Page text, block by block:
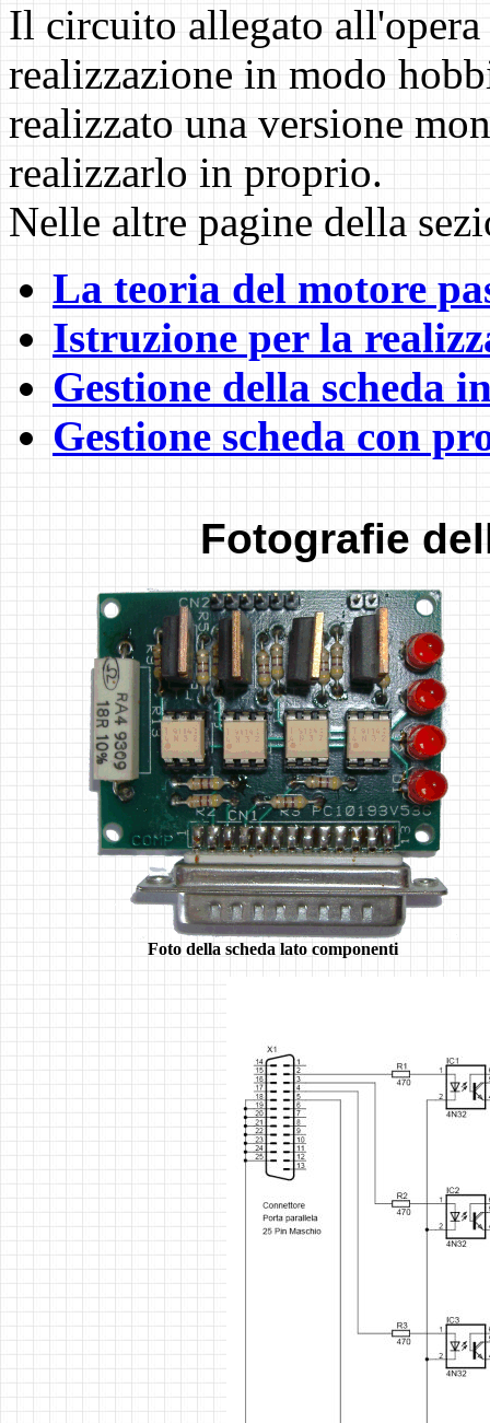
Il circuito allegato
realizzazione in modo
realizzato una versione
realizzarlo in proprio.
Nelle altre pagine della
La teoria del motore
Istruzione per la
Gestione della scheda
Gestione scheda con
Fotografie
Foto della scheda lato componenti